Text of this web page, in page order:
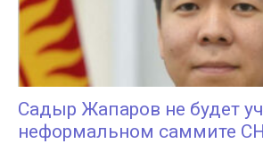
Садыр Жапаров не будет
неформальном саммите